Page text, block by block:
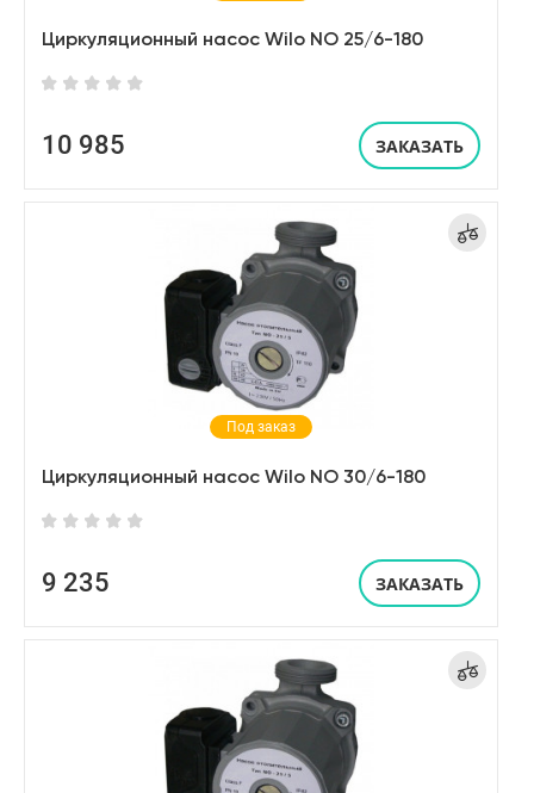
Циркуляционный насос Wilo NO 25/6-180
10 985 ЗАКАЗАТЬ
Под заказ
Циркуляционный насос Wilo NO 30/6-180
9 235 ЗАКАЗАТЬ